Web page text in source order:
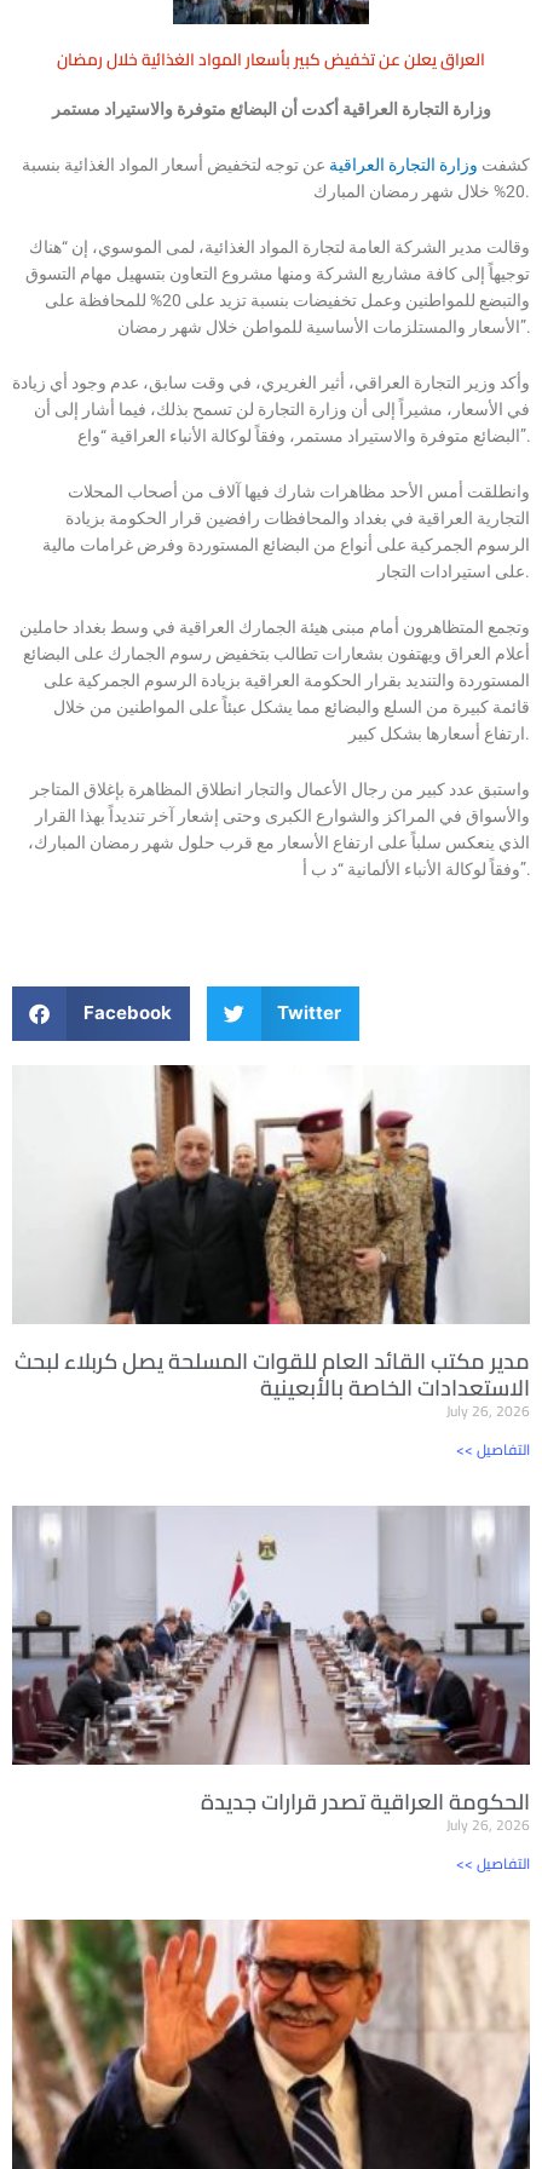
العراق يعلن عن تخفيض كبير بأسعار المواد الغذائية خلال رمضان
وزارة التجارة العراقية أكدت أن البضائع متوفرة والاستيراد مستمر
كشفت وزارة التجارة العراقية عن توجه لتخفيض أسعار المواد الغذائية بنسبة
20% خلال شهر رمضان المبارك.
وقالت مدير الشركة العامة لتجارة المواد الغذائية، لمى الموسوي، إن “هناك
توجيهاً إلى كافة مشاريع الشركة ومنها مشروع التعاون بتسهيل مهام التسوق
والتبضع للمواطنين وعمل تخفيضات بنسبة تزيد على 20% للمحافظة على
الأسعار والمستلزمات الأساسية للمواطن خلال شهر رمضان”.
وأكد وزير التجارة العراقي، أثير الغريري، في وقت سابق، عدم وجود أي زيادة
في الأسعار، مشيراً إلى أن وزارة التجارة لن تسمح بذلك، فيما أشار إلى أن
البضائع متوفرة والاستيراد مستمر، وفقاً لوكالة الأنباء العراقية “واع”.
وانطلقت أمس الأحد مظاهرات شارك فيها آلاف من أصحاب المحلات
التجارية العراقية في بغداد والمحافظات رافضين قرار الحكومة بزيادة
الرسوم الجمركية على أنواع من البضائع المستوردة وفرض غرامات مالية
على استيرادات التجار.
وتجمع المتظاهرون أمام مبنى هيئة الجمارك العراقية في وسط بغداد حاملين
أعلام العراق ويهتفون بشعارات تطالب بتخفيض رسوم الجمارك على البضائع
المستوردة والتنديد بقرار الحكومة العراقية بزيادة الرسوم الجمركية على
قائمة كبيرة من السلع والبضائع مما يشكل عبئاً على المواطنين من خلال
ارتفاع أسعارها بشكل كبير.
واستبق عدد كبير من رجال الأعمال والتجار انطلاق المظاهرة بإغلاق المتاجر
والأسواق في المراكز والشوارع الكبرى وحتى إشعار آخر تنديداً بهذا القرار
الذي ينعكس سلباً على ارتفاع الأسعار مع قرب حلول شهر رمضان المبارك،
وفقاً لوكالة الأنباء الألمانية “د ب أ”.
Facebook Twitter
مدير مكتب القائد العام للقوات المسلحة يصل كربلاء لبحث
الاستعدادات الخاصة بالأبعينية
July 26, 2026
<< التفاصيل
الحكومة العراقية تصدر قرارات جديدة
July 26, 2026
<< التفاصيل